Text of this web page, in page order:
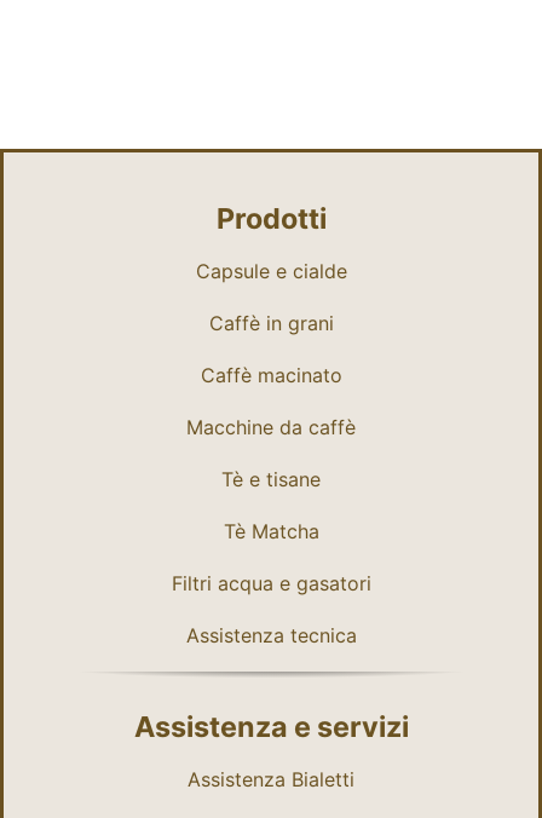
Prodotti
Capsule e cialde
Caffè in grani
Caffè macinato
Macchine da caffè
Tè e tisane
Tè Matcha
Filtri acqua e gasatori
Assistenza tecnica
Assistenza e servizi
Assistenza Bialetti